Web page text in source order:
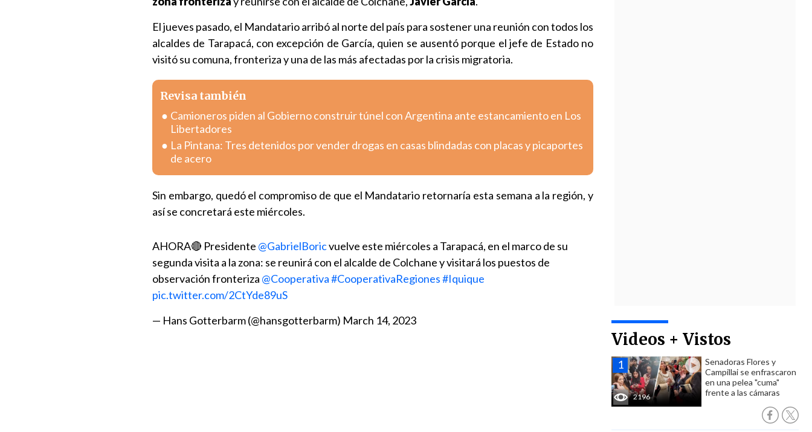
Videos + Vistos
2196
Senadoras Flores y
Campillai se enfrascaron
en una pelea "cuma"
frente a las cámaras
El jueves pasado, el Mandatario arribó al norte del país para sostener una reunión con todos los
alcaldes de Tarapacá, con excepción de García, quien se ausentó porque el jefe de Estado no
visitó su comuna, fronteriza y una de las más afectadas por la crisis migratoria.
Revisa también
Camioneros piden al Gobierno construir túnel con Argentina ante estancamiento en Los
Libertadores
La Pintana: Tres detenidos por vender drogas en casas blindadas con placas y picaportes
de acero
Sin embargo, quedó el compromiso de que el Mandatario retornaría esta semana a la región, y
así se concretará este miércoles.
AHORA🔴 Presidente @GabrielBoricvuelve este miércoles a Tarapacá, en el marco de su
segunda visita a la zona: se reunirá con el alcalde de Colchane y visitará los puestos de
observación fronteriza @Cooperativa#CooperativaRegiones#Iquique
pic.twitter.com/2CtYde89uS
— Hans Gotterbarm (@hansgotterbarm) March 14, 2023